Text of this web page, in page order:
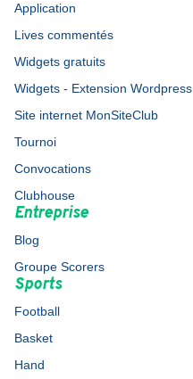
Application
Lives commentés
Widgets gratuits
Widgets - Extension Wordpress
Site internet MonSiteClub
Tournoi
Convocations
Clubhouse
Entreprise
Blog
Groupe Scorers
Sports
Football
Basket
Hand